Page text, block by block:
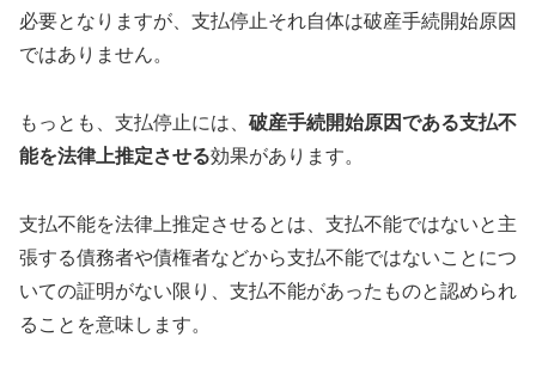
必要となりますが、支払停止それ自体は破産手続開始原因
ではありません。
もっとも、支払停止には、 破産手続開始原因である支払不
能を法律上推定させる効果があります。
支払不能を法律上推定させるとは、支払不能ではないと主
張する債務者や債権者などから支払不能ではないことにつ
いての証明がない限り、支払不能があったものと認められ
ることを意味します。